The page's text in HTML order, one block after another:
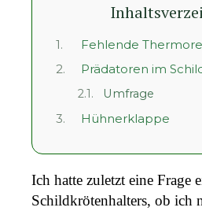
1.
Fehlende
2.
Prädatoren im
2.1. Umfrage
3. Hühnerklappe
Ich hatte zuletzt eine Frage
Schildkrötenhalters, ob ich